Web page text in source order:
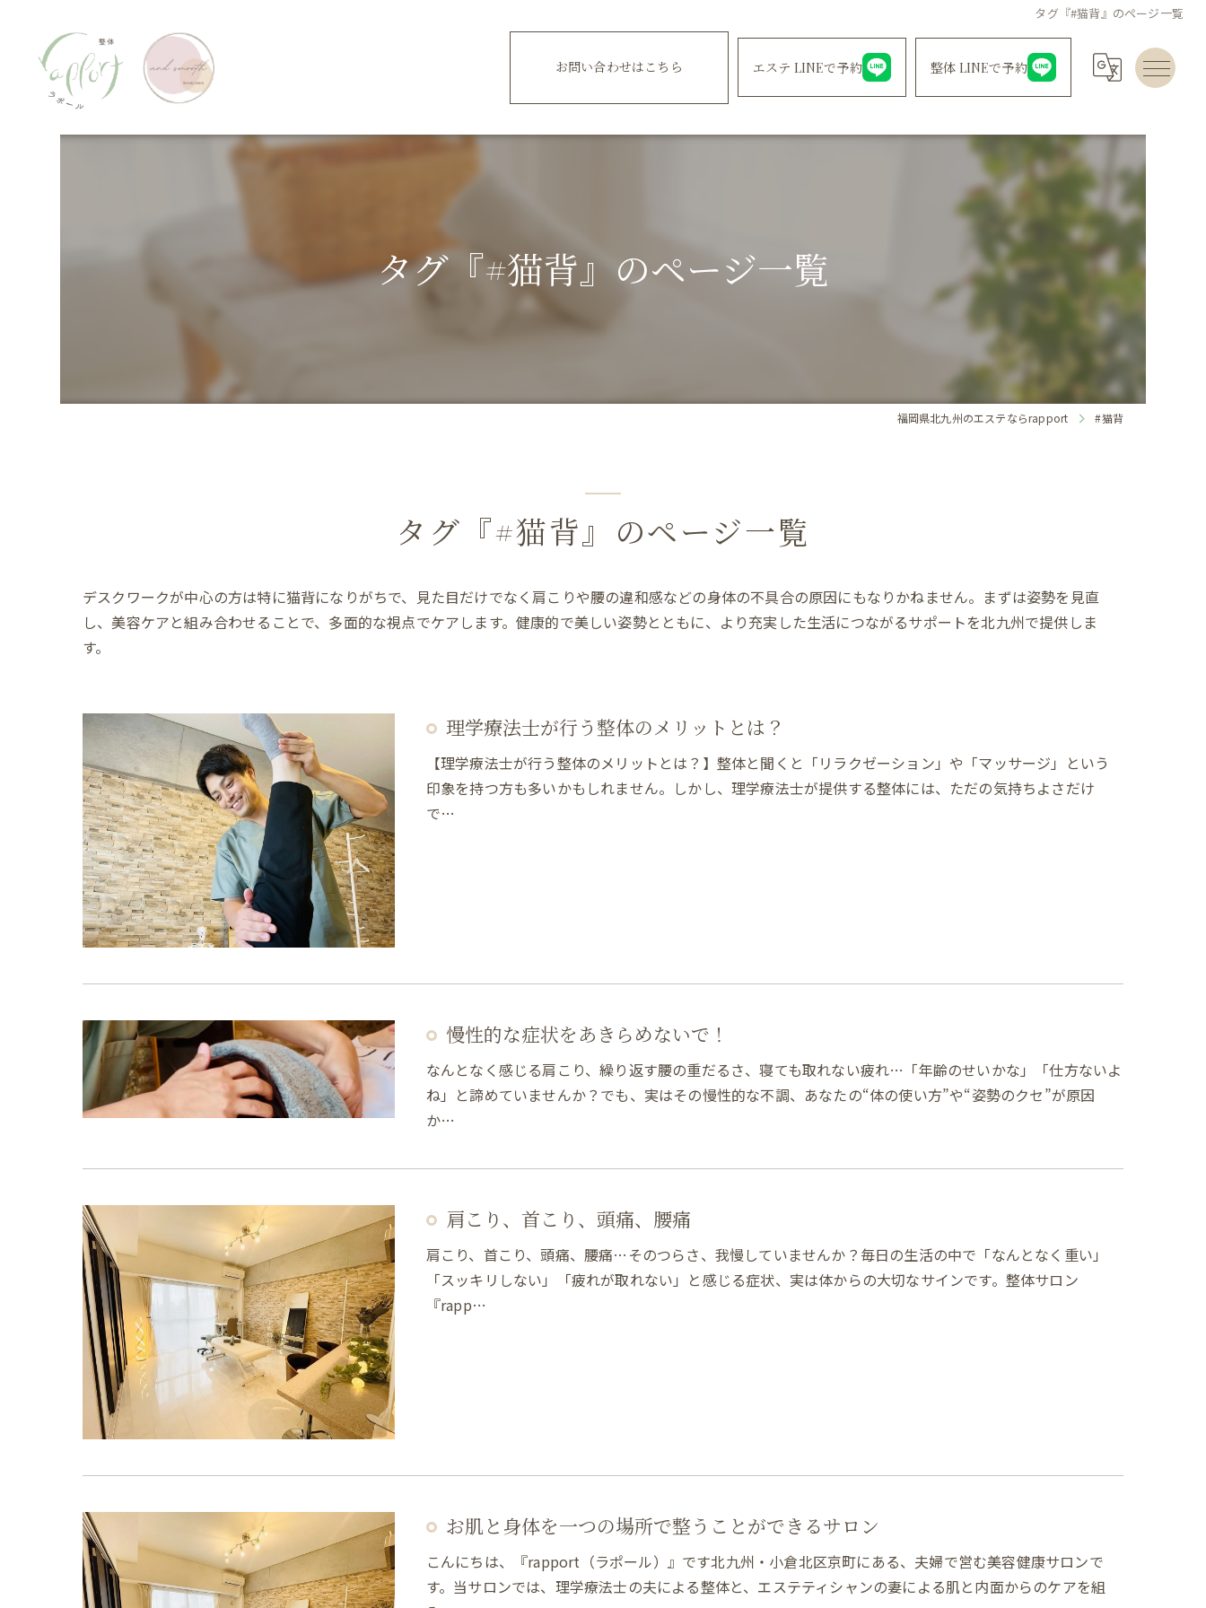
タグ『#猫背』のページ一覧
お問い合わせはこちら エステ LINEで予約 整体 LINEで予約
タグ『#猫背』のページ一覧
福岡県北九州のエステならrapport #猫背
タグ『#猫背』のページ一覧
デスクワークが中心の方は特に猫背になりがちで、見た目だけでなく肩こりや腰の違和感などの身体の不具合の原因にもなりかねません。まずは姿勢を見直
し、美容ケアと組み合わせることで、多面的な視点でケアします。健康的で美しい姿勢とともに、より充実した生活につながるサポートを北九州で提供しま
す。
理学療法士が行う整体のメリットとは？
【理学療法士が行う整体のメリットとは？】整体と聞くと「リラクゼーション」や「マッサージ」という
印象を持つ方も多いかもしれません。しかし、理学療法士が提供する整体には、ただの気持ちよさだけ
で…
慢性的な症状をあきらめないで！
なんとなく感じる肩こり、繰り返す腰の重だるさ、寝ても取れない疲れ…「年齢のせいかな」「仕方ないよ
ね」と諦めていませんか？でも、実はその慢性的な不調、あなたの“体の使い方”や“姿勢のクセ”が原因
か…
肩こり、首こり、頭痛、腰痛
肩こり、首こり、頭痛、腰痛…そのつらさ、我慢していませんか？毎日の生活の中で「なんとなく重い」
「スッキリしない」「疲れが取れない」と感じる症状、実は体からの大切なサインです。整体サロン
『rapp…
お肌と身体を一つの場所で整うことができるサロン
こんにちは、『rapport（ラポール）』です北九州・小倉北区京町にある、夫婦で営む美容健康サロンで
す。当サロンでは、理学療法士の夫による整体と、エステティシャンの妻による肌と内面からのケアを組